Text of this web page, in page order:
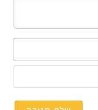
אימייל